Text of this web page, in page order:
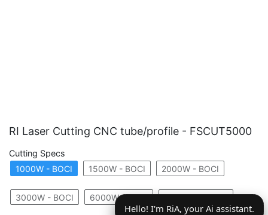
RI Laser Cutting CNC tube/profile - FSCUT5000
Cutting Specs
1000W - BOCI
1500W - BOCI 2000W - BOCI
3000W - BOCI 6000W - BOCI 12.000W - BOCI
Descoperă RiA Ecosystem
Platformă integrată pentru managementul flotei de roboți
Monitorizare în timp real și analiză dateHello! I'm RiA, your Ai assistant.